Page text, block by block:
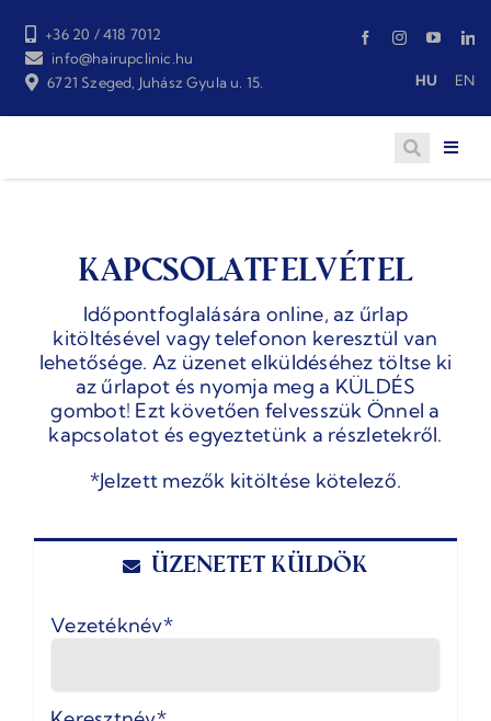
content
+36 20 / 418 7012
info@hairupclinic.hu
6721 Szeged, Juhász Gyula u. 15.
HU EN
Kapcsolatfelvétel
Időpontfoglalására online, az űrlap
kitöltésével vagy telefonon keresztül van
lehetősége. Az üzenet elküldéséhez töltse ki
az űrlapot és nyomja meg a KÜLDÉS
gombot! Ezt követően felvesszük Önnel a
kapcsolatot és egyeztetünk a részletekről.
*Jelzett mezők kitöltése kötelező.
Üzenetet küldök
Név
Vezetéknév